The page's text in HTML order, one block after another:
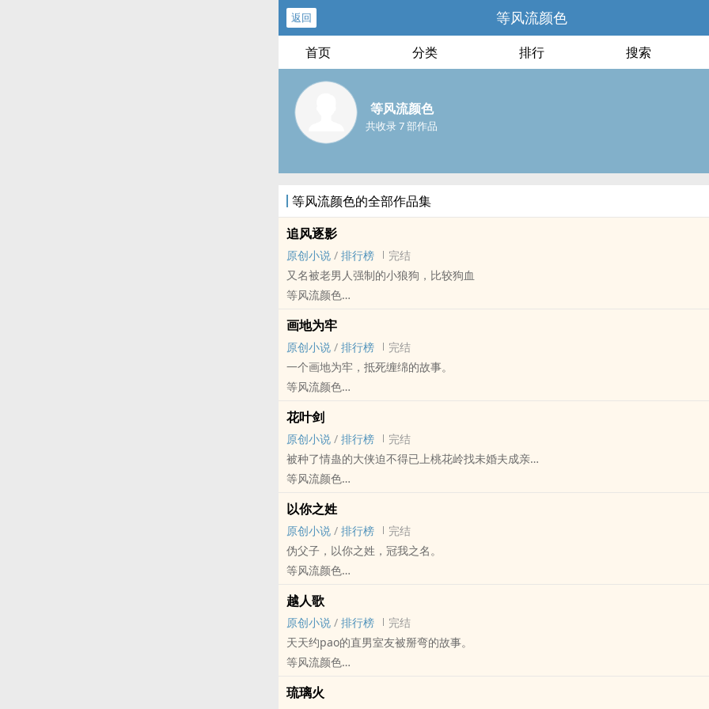
返回 等风流颜色
首页 分类 排行 搜索
等风流颜色
共收录 7 部作品
等风流颜色的全部作品集
追风逐影
原创小说 / 排行榜
完结
又名被老男人强制的小狼狗，比较狗血
等风流颜色
原创小说 - BL - 中篇 - 完结
现代 - 狗血 - 强制爱 - 年下
荤素均衡
本文不适合双洁党❌
不适合雷反攻雷狗血人士❌
几万字的小短篇，已经写完了。通篇只是感情，祝食用愉快！
画地为牢
原创小说 / 排行榜
完结
一个画地为牢，抵死缠绵的故事。
等风流颜色
第一人称 - HE - 荤素均衡 - 狗血
1v1
我把他当男朋友，他却把我当‌‍炮‍友‎。还能怎幺办？当然是分手啊！
第一人称主受，攻受都不完美，我只想写一个在爱情里挣扎然后心甘情愿地沉溺的故
排雷:攻前期渣，接受不了HE的慎点。
首发长佩论坛，原文名《和‌‍炮‍友‎分开以后》，题名被和谐了只能换一个……
花叶剑
原创小说 / 排行榜
完结
被种了情蛊的大侠迫不得已上桃花岭找未婚夫成亲…
等风流颜色
原创小说 - BL - 中篇 - 完结
古代 - HE - 浪漫主义 - 武侠
1v1
南疆情蛊，名双生，种于心头，溶于骨血，非死不能解。
以你之姓
原创小说 / 排行榜
完结
伪父子，以你之姓，冠我之名。
等风流颜色
完结
十多年前隐秘的爱恋被发现，早已枯萎的爱情终是走上了绝路。
越人歌
原创小说 / 排行榜
完结
天天约pao的直男室友被掰弯的故事。
等风流颜色
原创小说 - BL - 中篇 - 完结
现代 - HE - 第一人称 - 校园
琉璃火